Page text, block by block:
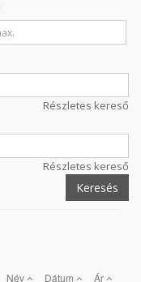
Részletes kereső
Részletes kereső
Keresés
Név Dátum Ár